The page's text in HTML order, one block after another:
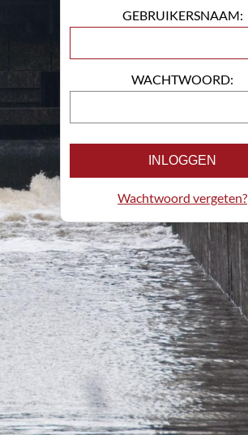
GEBRUIKERSNAAM:
WACHTWOORD:
INLOGGEN
Wachtwoord vergeten?